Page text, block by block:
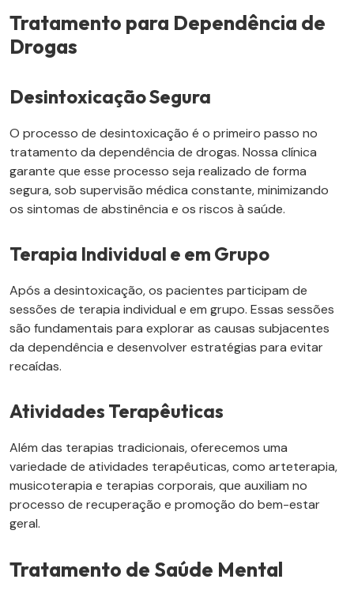
Tratamento para Dependência de
Drogas
Desintoxicação Segura
O processo de desintoxicação é o primeiro passo no
tratamento da dependência de drogas. Nossa clínica
garante que esse processo seja realizado de forma
segura, sob supervisão médica constante, minimizando
os sintomas de abstinência e os riscos à saúde.
Terapia Individual e em Grupo
Após a desintoxicação, os pacientes participam de
sessões de terapia individual e em grupo. Essas sessões
são fundamentais para explorar as causas subjacentes
da dependência e desenvolver estratégias para evitar
recaídas.
Atividades Terapêuticas
Além das terapias tradicionais, oferecemos uma
variedade de atividades terapêuticas, como arteterapia,
musicoterapia e terapias corporais, que auxiliam no
processo de recuperação e promoção do bem-estar
geral.
Tratamento de Saúde Mental